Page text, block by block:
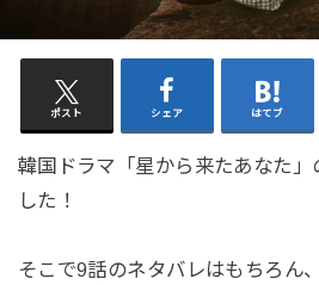
ポスト シェア はてブ
韓国ドラマ「星から来たあなた」
した！
そこで9話のネタバレはもちろん